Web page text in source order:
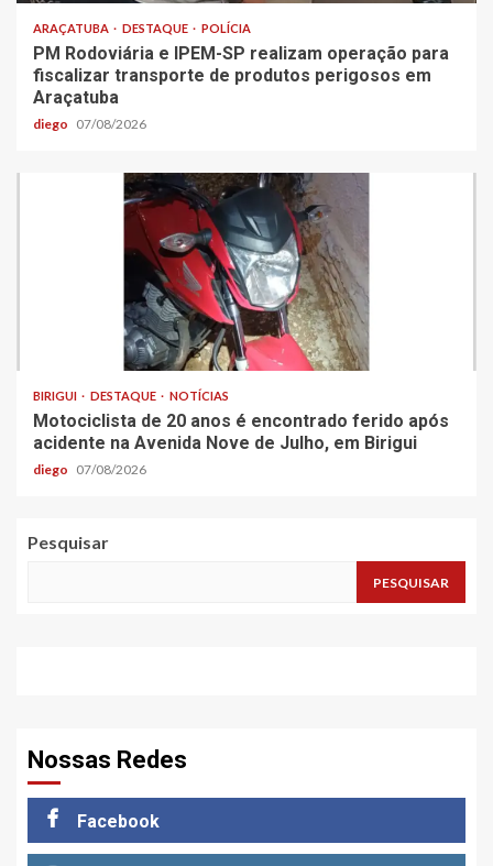
ARAÇATUBA DESTAQUE POLÍCIA
PM Rodoviária e IPEM-SP realizam operação para
fiscalizar transporte de produtos perigosos em
Araçatuba
diego 07/08/2026
BIRIGUI DESTAQUE NOTÍCIAS
Motociclista de 20 anos é encontrado ferido após
acidente na Avenida Nove de Julho, em Birigui
diego 07/08/2026
Pesquisar
PESQUISAR
Nossas Redes
Facebook